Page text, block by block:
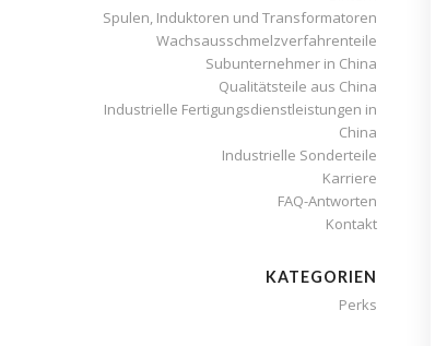
Spulen, Induktoren und Transformatoren
Wachsausschmelzverfahrenteile
Subunternehmer in China
Qualitätsteile aus China
Industrielle Fertigungsdienstleistungen in
China
Industrielle Sonderteile
Karriere
FAQ-Antworten
Kontakt
KATEGORIEN
Perks